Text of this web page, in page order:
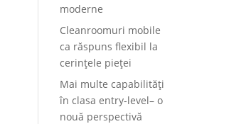
moderne
Cleanroomuri mobile
ca răspuns flexibil la
cerințele pieței
Mai multe capabilități
în clasa entry-level– o
nouă perspectivă